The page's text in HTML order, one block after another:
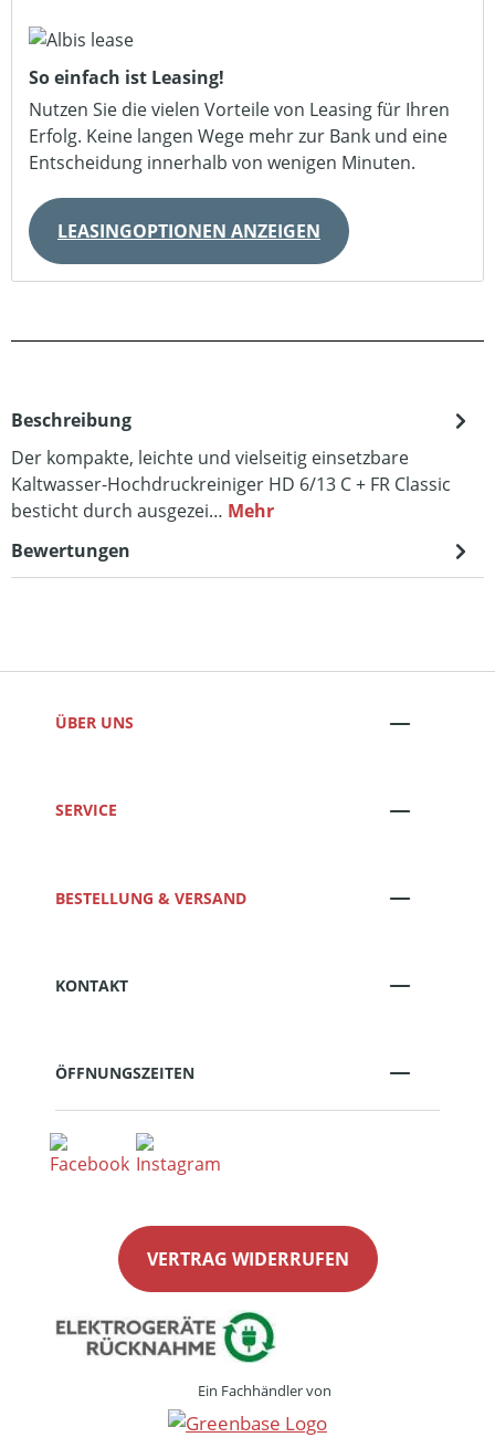
So einfach ist Leasing!
Nutzen Sie die vielen Vorteile von Leasing für Ihren
Erfolg. Keine langen Wege mehr zur Bank und eine
Entscheidung innerhalb von wenigen Minuten.
LEASINGOPTIONEN ANZEIGEN
Beschreibung
Der kompakte, leichte und vielseitig einsetzbare
Kaltwasser-Hochdruckreiniger HD 6/13 C + FR Classic
besticht durch ausgezei… Mehr
Bewertungen
ÜBER UNS
SERVICE
BESTELLUNG & VERSAND
KONTAKT
ÖFFNUNGSZEITEN
VERTRAG WIDERRUFEN
Ein Fachhändler von